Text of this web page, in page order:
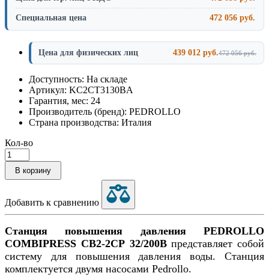
Специальная цена 472 056 руб.
Цена для физических лиц 439 012 руб.472 056 руб.
Доступность: На складе
Артикул: KC2CT3130BA
Гарантия, мес: 24
Производитель (бренд): PEDROLLO
Страна производства: Италия
Кол-во
В корзину
Добавить к сравнению
Станция повышения давления PEDROLLO
COMBIPRESS CB2-2CP 32/200Bпредставляет собой
систему для повышения давления воды. Станция
комплектуется двумя насосами Pedrollo.